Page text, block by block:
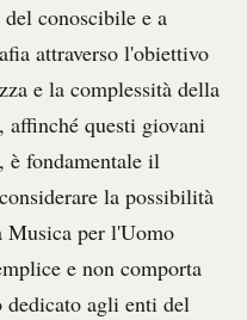
conoscibile e a
attraverso l'obiettivo
e la complessità della
questi giovani
è fondamentale il
la possibilità
Musica per l'Uomo
e non comporta
dedicato agli enti del